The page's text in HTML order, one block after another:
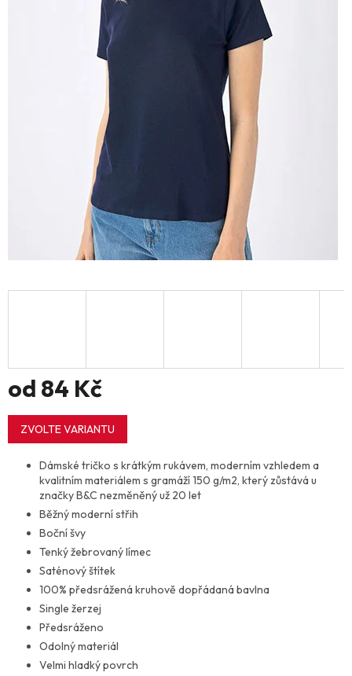
od 84 Kč
Měrná
cena:
ZVOLTE VARIANTU
Dámské tričko s krátkým rukávem, moderním vzhledem a
kvalitním materiálem s gramáží 150 g/m2, který zůstává u
značky B&C nezměněný už 20 let
Běžný moderní střih
Boční švy
Tenký žebrovaný límec
Saténový štítek
100% předsrážená kruhově dopřádaná bavlna
Single žerzej
Předsráženo
Odolný materiál
Velmi hladký povrch